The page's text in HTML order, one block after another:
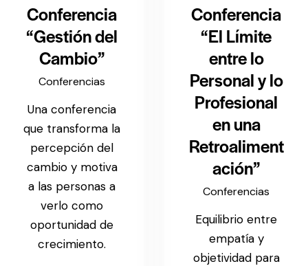
Conferencia
“Gestión del
Cambio”
Conferencias
Una conferencia
que transforma la
percepción del
cambio y motiva
a las personas a
verlo como
oportunidad de
crecimiento.
Conferencia
“El Límite
entre lo
Personal y lo
Profesional
en una
Retroaliment
ación”
Conferencias
Equilibrio entre
empatía y
objetividad para